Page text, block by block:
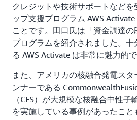
クレジットや技術サポートなど
ップ支援プログラム AWS
ことです。田口氏は「資金調達
プログラムを紹介されました。十
る AWS Activate は非常に魅力的
また、アメリカの核融合発電ス
ンナーである
（CFS）が大規模な核融合中性
を実施している事例があったこと